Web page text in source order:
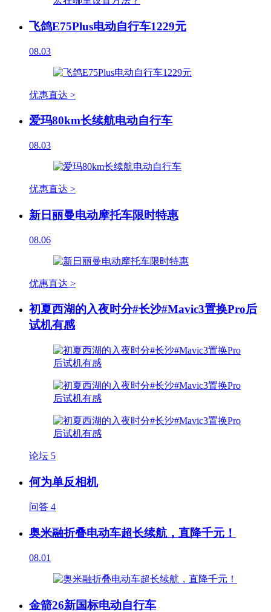
飞鸽E75Plus电动自行车1229元
08.03
优惠直达 >
爱玛80km长续航电动自行车
08.03
优惠直达 >
新日丽曼电动摩托车限时特惠
08.06
优惠直达 >
初夏西湖的入夜时分#长沙#Mavic3置换Pro后
试机有感
论坛 5
何为单反相机
问答 4
奥米融折叠电动车超长续航，直降千元！
08.01
金箭26新国标电动自行车